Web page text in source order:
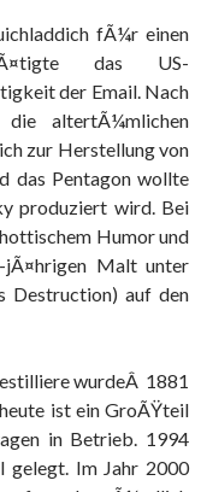
fÃ¼r einen
das US-
der Email. Nach
altertÃ¼mlichen
zur Herstellung von
das Pentagon wollte
produziert wird. Bei
Humor und
Malt unter
Destruction) auf den
wurdeÂ 1881
ist ein GroÃŸteil
in Betrieb. 1994
Im Jahr 2000